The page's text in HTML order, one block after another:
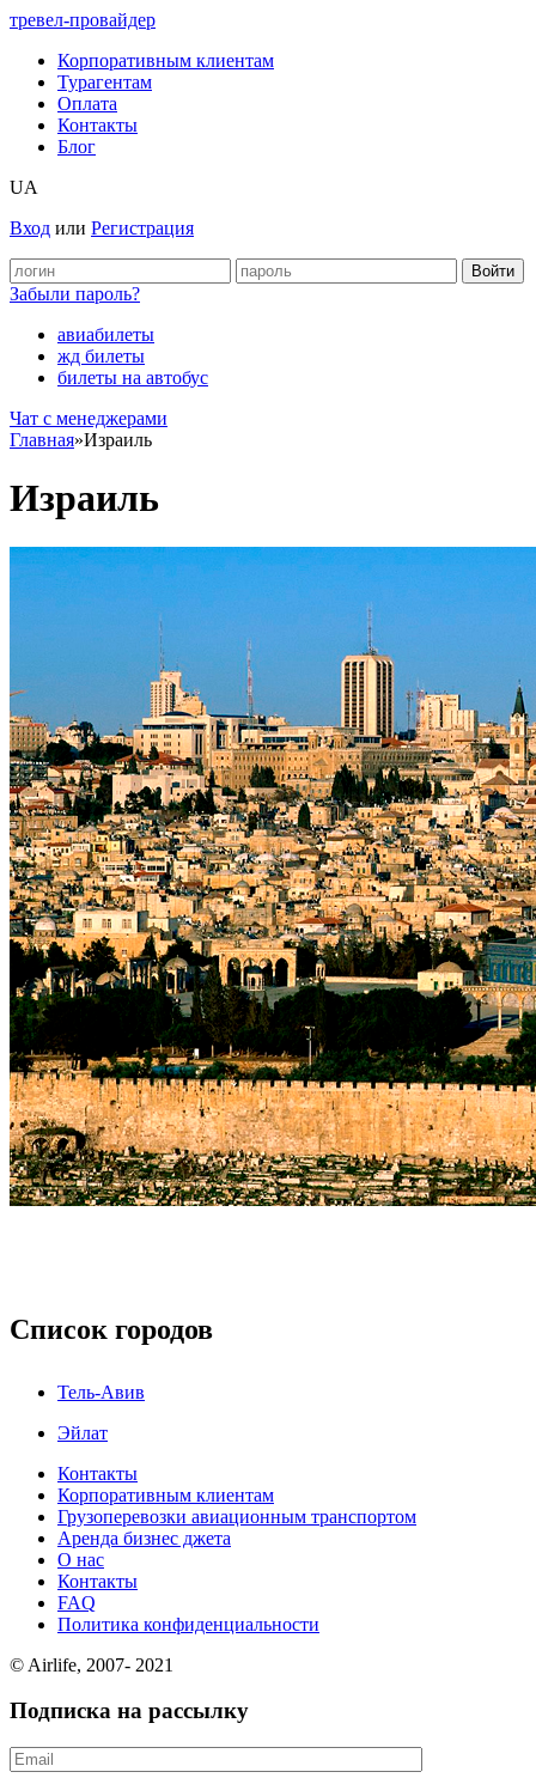
тревел-провайдер
Корпоративным клиентам
Турагентам
Оплата
Контакты
Блог
UA
Вход или Регистрация
Забыли пароль?
авиабилеты
жд билеты
билеты на автобус
Чат c менеджерами
Главная»Израиль
Израиль
Список городов
Тель-Авив
Эйлат
Контакты
Корпоративным клиентам
Грузоперевозки авиационным транспортом
Аренда бизнес джета
О нас
Контакты
FAQ
Политика конфиденциальности
© Airlife, 2007- 2021
Подписка на рассылку